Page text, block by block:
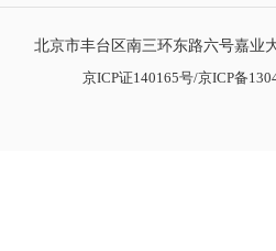
北京市丰台区南三环东路六号嘉业
京ICP证140165号/京ICP备